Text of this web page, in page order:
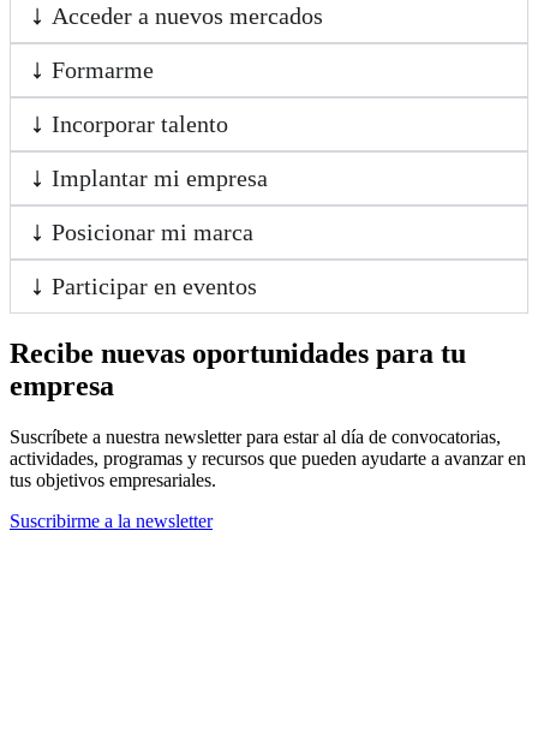
Acceder a nuevos mercados
Formarme
Incorporar talento
Implantar mi empresa
Posicionar mi marca
Participar en eventos
Recibe nuevas oportunidades para tu
empresa
Suscríbete a nuestra newsletter para estar al día de convocatorias,
actividades, programas y recursos que pueden ayudarte a avanzar en
tus objetivos empresariales.
Suscribirme a la newsletter